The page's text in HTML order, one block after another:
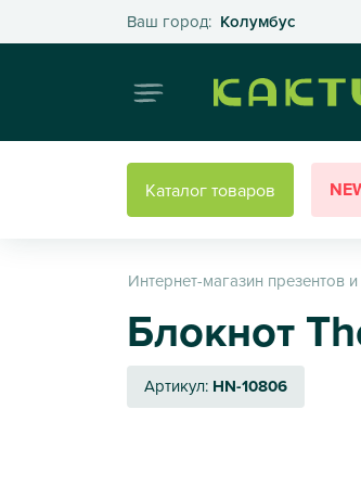
Ваш город: Колумбус
Каталог товаров
Интернет-магазин презентов
Блокнот
Артикул: HN-10806